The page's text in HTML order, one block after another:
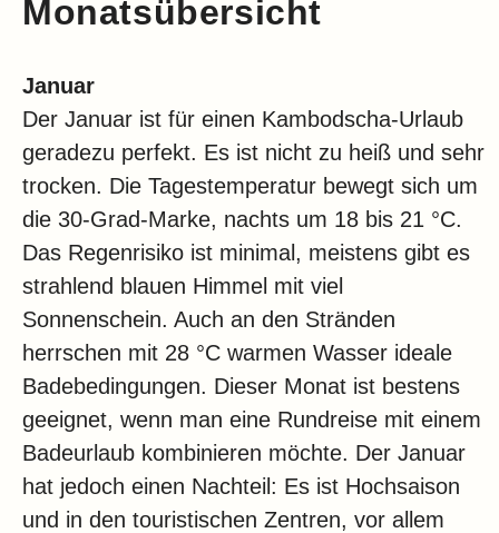
Monatsübersicht
Januar
Der Januar ist für einen Kambodscha-Urlaub
geradezu perfekt. Es ist nicht zu heiß und sehr
trocken. Die Tagestemperatur bewegt sich um
die 30-Grad-Marke, nachts um 18 bis 21 °C.
Das Regenrisiko ist minimal, meistens gibt es
strahlend blauen Himmel mit viel
Sonnenschein. Auch an den Stränden
herrschen mit 28 °C warmen Wasser ideale
Badebedingungen. Dieser Monat ist bestens
geeignet, wenn man eine Rundreise mit einem
Badeurlaub kombinieren möchte. Der Januar
hat jedoch einen Nachteil: Es ist Hochsaison
und in den touristischen Zentren, vor allem